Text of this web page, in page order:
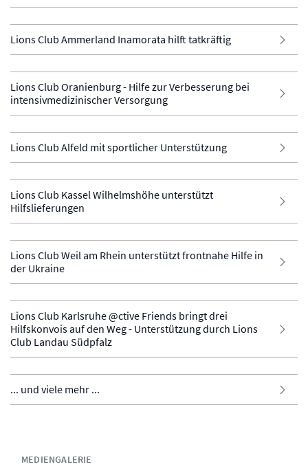
Lions Club Ammerland Inamorata hilft tatkräftig
Lions Club Oranienburg - Hilfe zur Verbesserung bei
intensivmedizinischer Versorgung
Lions Club Alfeld mit sportlicher Unterstützung
Lions Club Kassel Wilhelmshöhe unterstützt
Hilfslieferungen
Lions Club Weil am Rhein unterstützt frontnahe Hilfe in
der Ukraine
Lions Club Karlsruhe @ctive Friends bringt drei
Hilfskonvois auf den Weg - Unterstützung durch Lions
Club Landau Südpfalz
... und viele mehr ...
MEDIENGALERIE